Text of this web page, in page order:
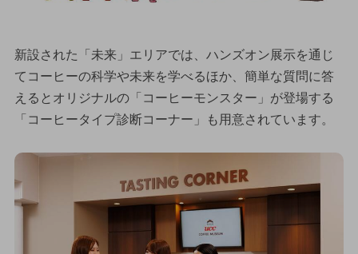
新設された「未来」エリアでは、ハンズオン展示を通じ
てコーヒーの科学や未来を学べるほか、簡単な質問に答
えるとオリジナルの「コーヒーモンスター」が登場する
「コーヒータイプ診断コーナー」も用意されています。